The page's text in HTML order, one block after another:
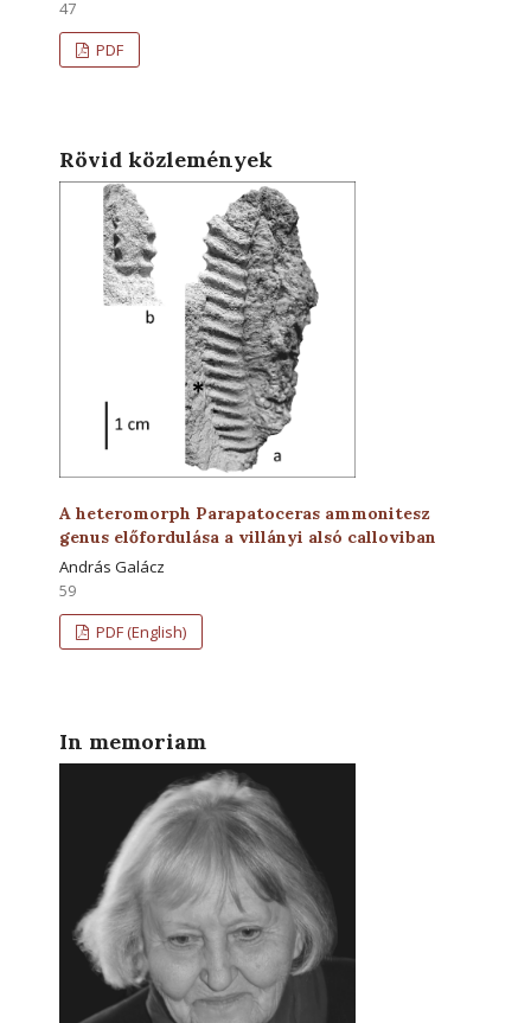
47
PDF
Rövid közlemények
A heteromorph Parapatoceras ammonitesz
genus előfordulása a villányi alsó calloviban
András Galácz
59
PDF (English)
In memoriam